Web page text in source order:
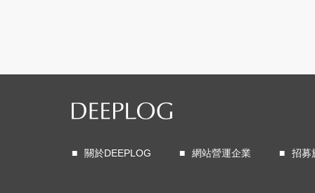
關於DEEPLOG 網站營運企業 招募